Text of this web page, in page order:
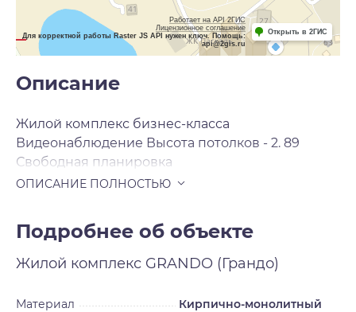
Работает на API 2ГИС
Лицензионное соглашение
Для корректной работы Raster JS API нужен ключ. Помощь:
api@2gis.ru
Открыть в 2ГИС
Описание
Жилой комплекс бизнес-класса
Видеонаблюдение Высота потолков - 2. 89
Свободная планировка
Подробнее об объекте
Жилой комплекс GRANDO (Грандо)
Материал Кирпично-монолитный